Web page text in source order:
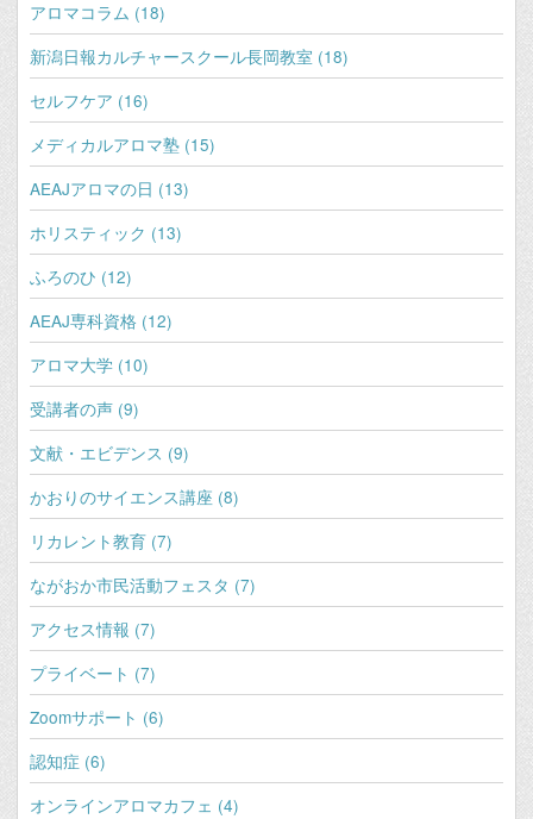
アロマコラム (18)
新潟日報カルチャースクール長岡教室 (18)
セルフケア (16)
メディカルアロマ塾 (15)
AEAJアロマの日 (13)
ホリスティック (13)
ふろのひ (12)
AEAJ専科資格 (12)
アロマ大学 (10)
受講者の声 (9)
文献・エビデンス (9)
かおりのサイエンス講座 (8)
リカレント教育 (7)
ながおか市民活動フェスタ (7)
アクセス情報 (7)
プライベート (7)
Zoomサポート (6)
認知症 (6)
オンラインアロマカフェ (4)